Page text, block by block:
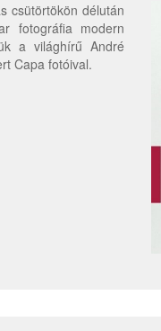
csütörtökön délután
fotográfia modern
a világhírű André
Capa fotóival.